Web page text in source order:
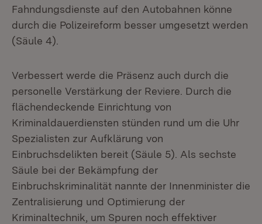
Fahndungsdienste auf den Autobahnen könne
durch die Polizeireform besser umgesetzt werden
(Säule 4).
Verbessert werde die Präsenz auch durch die
personelle Verstärkung der Reviere. Durch die
flächendeckende Einrichtung von
Kriminaldauerdiensten stünden rund um die Uhr
Spezialisten zur Aufklärung von
Einbruchsdelikten bereit (Säule 5). Als sechste
Säule bei der Bekämpfung der
Einbruchskriminalität nannte der Innenminister die
Zentralisierung und Optimierung der
Kriminaltechnik, um Spuren noch effektiver